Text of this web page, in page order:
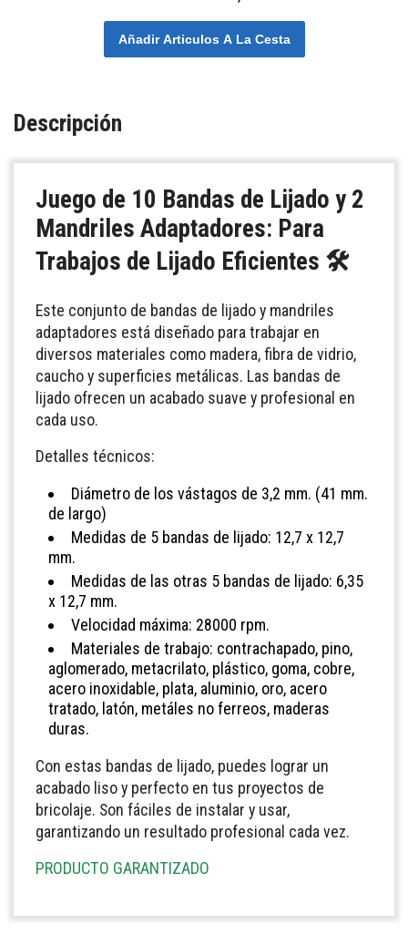
Añadir Articulos A La Cesta
Descripción
Juego de 10 Bandas de Lijado y 2
Mandriles Adaptadores: Para
Trabajos de Lijado Eficientes 🛠️
Este conjunto de bandas de lijado y mandriles
adaptadores está diseñado para trabajar en
diversos materiales como madera, fibra de vidrio,
caucho y superficies metálicas. Las bandas de
lijado ofrecen un acabado suave y profesional en
cada uso.
Detalles técnicos:
Diámetro de los vástagos de 3,2 mm. (41 mm.
de largo)
Medidas de 5 bandas de lijado: 12,7 x 12,7
mm.
Medidas de las otras 5 bandas de lijado: 6,35
x 12,7 mm.
Velocidad máxima: 28000 rpm.
Materiales de trabajo: contrachapado, pino,
aglomerado, metacrilato, plástico, goma, cobre,
acero inoxidable, plata, aluminio, oro, acero
tratado, latón, metáles no ferreos, maderas
duras.
Con estas bandas de lijado, puedes lograr un
acabado liso y perfecto en tus proyectos de
bricolaje. Son fáciles de instalar y usar,
garantizando un resultado profesional cada vez.
PRODUCTO GARANTIZADO